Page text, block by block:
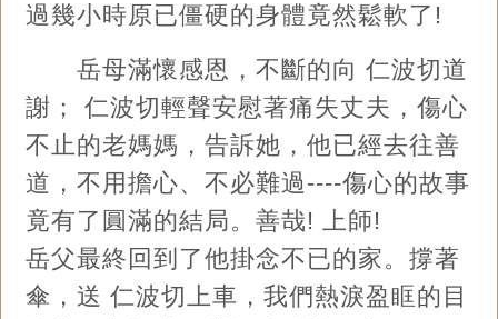
過幾小時原已僵硬的身體竟然鬆軟了!
岳母滿懷感恩，不斷的向 仁波切道
謝； 仁波切輕聲安慰著痛失丈夫，傷心
不止的老媽媽，告訴她，他已經去往善
道，不用擔心、不必難過----傷心的故事
竟有了圓滿的結局。善哉! 上師!
岳父最終回到了他掛念不已的家。撐著
傘，送 仁波切上車，我們熱淚盈眶的目